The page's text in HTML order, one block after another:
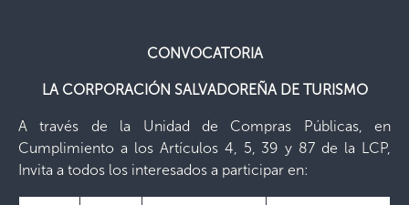
CONVOCATORIA
LA CORPORACIÓN SALVADOREÑA DE TURISMO
A través de la Unidad de Compras Públicas, en
Cumplimiento a los Artículos 4, 5, 39 y 87 de la LCP,
Invita a todos los interesados a participar en: